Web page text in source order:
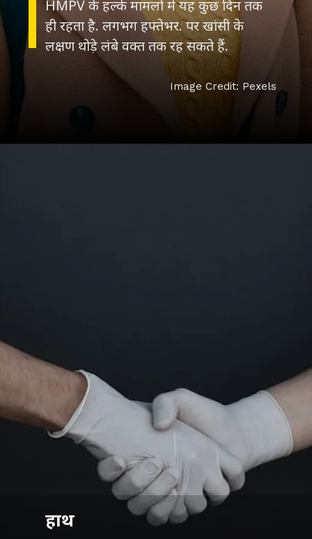
HMPV के हल्के मामलों में यह कुछ दिन तक
ही रहता है. लगभग हफ्तेभर. पर खांसी के
लक्षण थोड़े लंबे वक्त तक रह सकते हैं.
Image Credit: Pexels
हाथ